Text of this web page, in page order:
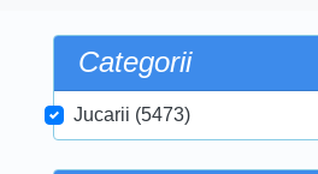
Categorii
Jucarii (5473)